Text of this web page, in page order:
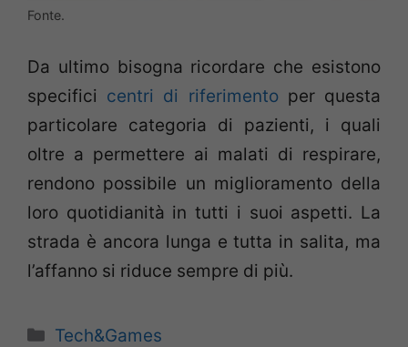
Fonte.
Da ultimo bisogna ricordare che esistono
specifici centri di riferimentoper questa
particolare categoria di pazienti, i quali
oltre a permettere ai malati di respirare,
rendono possibile un miglioramento della
loro quotidianità in tutti i suoi aspetti. La
strada è ancora lunga e tutta in salita, ma
l’affanno si riduce sempre di più.
Categorie
Tech&Games